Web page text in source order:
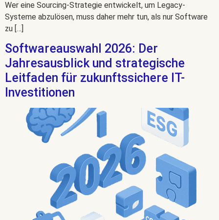
Wer eine Sourcing-Strategie entwickelt, um Legacy-
Systeme abzulösen, muss daher mehr tun, als nur Software
zu […]
Softwareauswahl 2026: Der
Jahresausblick und strategische
Leitfaden für zukunftssichere IT-
Investitionen